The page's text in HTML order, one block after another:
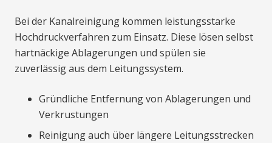
Bei der Kanalreinigung kommen leistungsstarke
Hochdruckverfahren zum Einsatz. Diese lösen selbst
hartnäckige Ablagerungen und spülen sie
zuverlässig aus dem Leitungssystem.
Gründliche Entfernung von Ablagerungen und
Verkrustungen
Reinigung auch über längere Leitungsstrecken